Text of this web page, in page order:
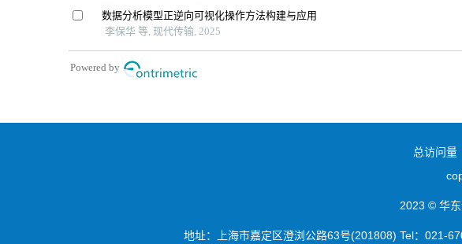
总访问量
2023 © 华
地址：上海市嘉定区澄浏公路63号(201808) Tel：021-